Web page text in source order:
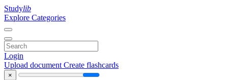
Studylib
Explore Categories
Login
Upload document Create flashcards
×